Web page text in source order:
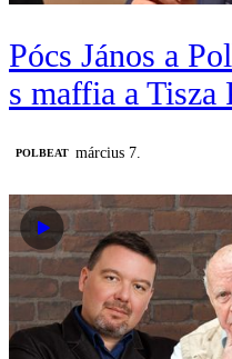
Pócs János a
s maffia a Tisza
‎POLBEAT március 7.